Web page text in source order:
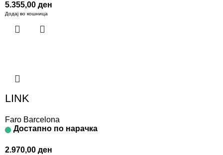
5.355,00 ден
Додај во кошница
LINK
Faro Barcelona
Достапно по нарачка
2.970,00 ден